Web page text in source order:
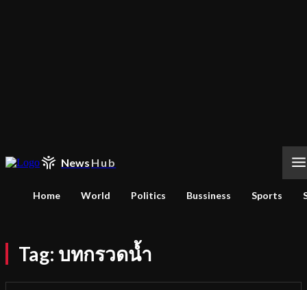
News Hub
Home World Politics Bussiness Sports
Tag: บทกรวดน้ำ